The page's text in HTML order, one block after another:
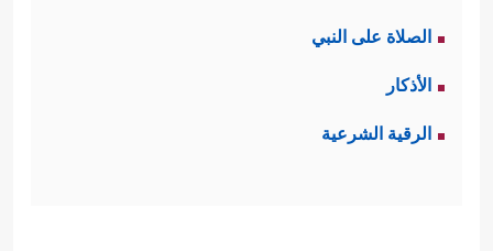
الصلاة على النبي
الأذكار
الرقية الشرعية